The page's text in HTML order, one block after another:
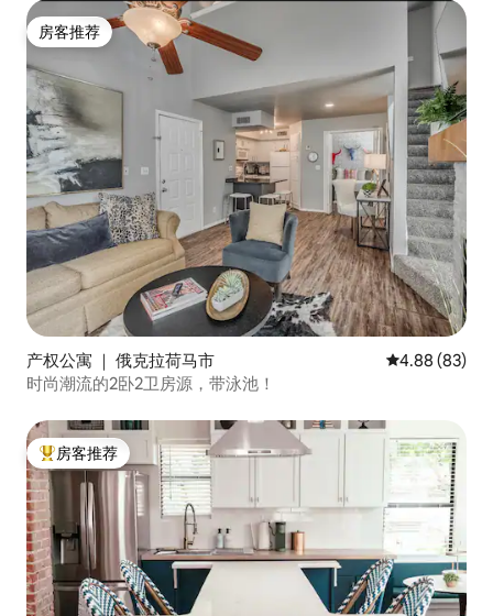
房客推荐
房客推荐
产权公寓 ｜ 俄克拉荷马市 平均评分 4.88
4.88 (83)
时尚潮流的2卧2卫房源，带泳池！
热门「房客推荐」
房客推荐